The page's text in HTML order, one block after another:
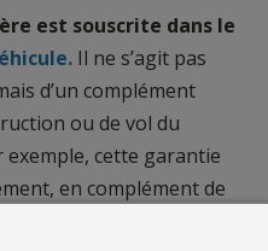
est souscrite dans le
Il ne s’agit pas
d’un complément
ou de vol du
cette garantie
en complément de